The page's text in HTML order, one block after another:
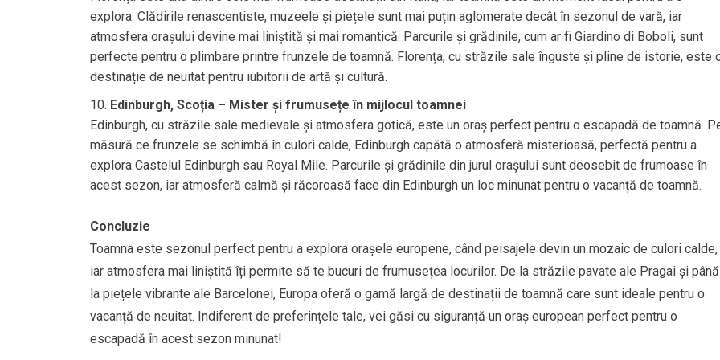
explora. Clădirile renascentiste, muzeele și piețele sunt mai puțin aglomerate decât în sezonul de vară, iar
atmosfera orașului devine mai liniștită și mai romantică. Parcurile și grădinile, cum ar fi Giardino di Boboli, sunt
perfecte pentru o plimbare printre frunzele de toamnă. Florența, cu străzile sale înguste și pline de istorie, este
destinație de neuitat pentru iubitorii de artă și cultură.
Edinburgh, Scoția – Mister și frumusețe în mijlocul toamnei
Edinburgh, cu străzile sale medievale și atmosfera gotică, este un oraș perfect pentru o escapadă de toamnă.
măsură ce frunzele se schimbă în culori calde, Edinburgh capătă o atmosferă misterioasă, perfectă pentru a
explora Castelul Edinburgh sau Royal Mile. Parcurile și grădinile din jurul orașului sunt deosebit de frumoase în
acest sezon, iar atmosferă calmă și răcoroasă face din Edinburgh un loc minunat pentru o vacanță de toamnă.
Concluzie
Toamna este sezonul perfect pentru a explora orașele europene, când peisajele devin un mozaic de culori calde,
iar atmosfera mai liniștită îți permite să te bucuri de frumusețea locurilor. De la străzile pavate ale Pragai și până
la piețele vibrante ale Barcelonei, Europa oferă o gamă largă de destinații de toamnă care sunt ideale pentru o
vacanță de neuitat. Indiferent de preferințele tale, vei găsi cu siguranță un oraș european perfect pentru o
escapadă în acest sezon minunat!